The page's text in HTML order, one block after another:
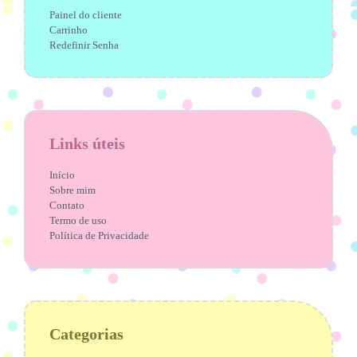
Painel do cliente
Carrinho
Redefinir Senha
Links úteis
Início
Sobre mim
Contato
Termo de uso
Política de Privacidade
Categorias